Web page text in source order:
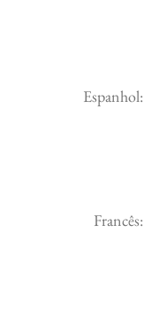
Espanhol:
Francês: